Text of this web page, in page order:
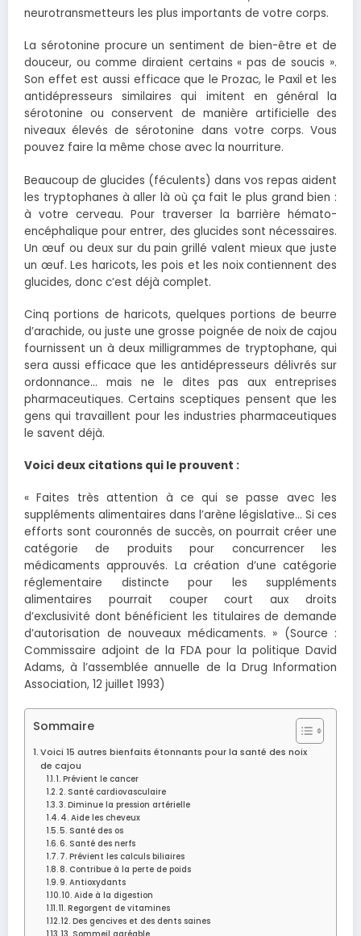
neurotransmetteurs les plus importants de votre corps.
La sérotonine procure un sentiment de bien-être et de
douceur, ou comme diraient certains « pas de soucis ».
Son effet est aussi efficace que le Prozac, le Paxil et les
antidépresseurs similaires qui imitent en général la
sérotonine ou conservent de manière artificielle des
niveaux élevés de sérotonine dans votre corps. Vous
pouvez faire la même chose avec la nourriture.
Beaucoup de glucides (féculents) dans vos repas aident
les tryptophanes à aller là où ça fait le plus grand bien :
à votre cerveau. Pour traverser la barrière hémato-
encéphalique pour entrer, des glucides sont nécessaires.
Un œuf ou deux sur du pain grillé valent mieux que juste
un œuf. Les haricots, les pois et les noix contiennent des
glucides, donc c’est déjà complet.
Cinq portions de haricots, quelques portions de beurre
d’arachide, ou juste une grosse poignée de noix de cajou
fournissent un à deux milligrammes de tryptophane, qui
sera aussi efficace que les antidépresseurs délivrés sur
ordonnance… mais ne le dites pas aux entreprises
pharmaceutiques. Certains sceptiques pensent que les
gens qui travaillent pour les industries pharmaceutiques
le savent déjà.
Voici deux citations qui le prouvent :
« Faites très attention à ce qui se passe avec les
suppléments alimentaires dans l’arène législative… Si ces
efforts sont couronnés de succès, on pourrait créer une
catégorie de produits pour concurrencer les
médicaments approuvés. La création d’une catégorie
réglementaire distincte pour les suppléments
alimentaires pourrait couper court aux droits
d’exclusivité dont bénéficient les titulaires de demande
d’autorisation de nouveaux médicaments. » (Source :
Commissaire adjoint de la FDA pour la politique David
Adams, à l’assemblée annuelle de la Drug Information
Association, 12 juillet 1993)
Sommaire
Voici 15 autres bienfaits étonnants pour la santé des noix
de cajou
1. Prévient le cancer
2. Santé cardiovasculaire
3. Diminue la pression artérielle
4. Aide les cheveux
5. Santé des os
6. Santé des nerfs
7. Prévient les calculs biliaires
8. Contribue à la perte de poids
9. Antioxydants
10. Aide à la digestion
11. Regorgent de vitamines
12. Des gencives et des dents saines